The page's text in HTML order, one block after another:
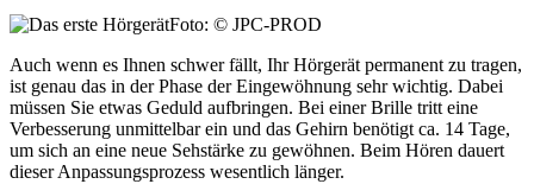
Foto: © JPC-PROD
Auch wenn es Ihnen schwer fällt, Ihr Hörgerät permanent zu tragen,
ist genau das in der Phase der Eingewöhnung sehr wichtig. Dabei
müssen Sie etwas Geduld aufbringen. Bei einer Brille tritt eine
Verbesserung unmittelbar ein und das Gehirn benötigt ca. 14 Tage,
um sich an eine neue Sehstärke zu gewöhnen. Beim Hören dauert
dieser Anpassungsprozess wesentlich länger.